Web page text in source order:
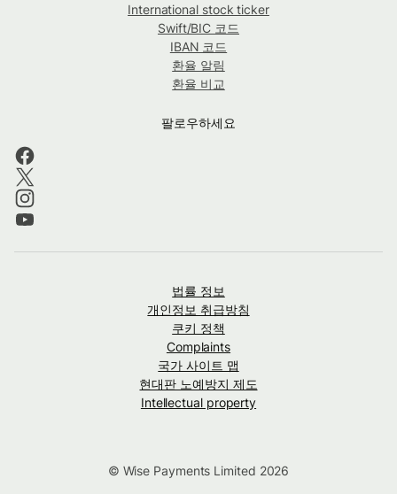
International stock ticker
Swift/BIC 코드
IBAN 코드
환율 알림
환율 비교
팔로우하세요
법률 정보
개인정보 취급방침
쿠키 정책
Complaints
국가 사이트 맵
현대판 노예방지 제도
Intellectual property
© Wise Payments Limited 2026